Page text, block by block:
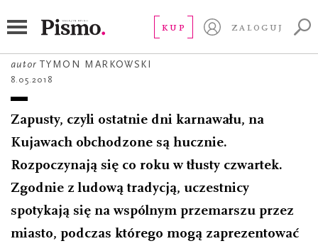
KUP ZALOGUJ
Zapusty
autor TYMON MARKOWSKI
8.05.2018
Zapusty, czyli ostatnie dni karnawału, na
Kujawach obchodzone są hucznie.
Rozpoczynają się co roku w tłusty czwartek.
Zgodnie z ludową tradycją, uczestnicy
spotykają się na wspólnym przemarszu przez
miasto, podczas którego mogą zaprezentować